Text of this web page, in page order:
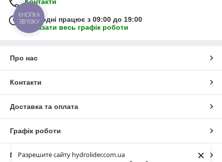
Разрешите сайту hydrolider.com.ua
×
Сьогодні працює з 09:00 до 19:00
Показати весь графік роботи
Про нас
Контакти
Доставка та оплата
Графік роботи
Повна версія сайту
КНОПКА
ЗВ'ЯЗКУ